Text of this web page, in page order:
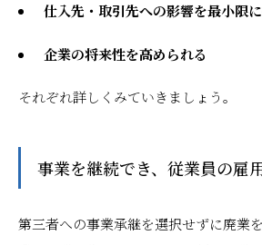
仕入先・取引先への影響を最小限
企業の将来性を高められる
それぞれ詳しくみていきましょう。
事業を継続でき、従業員の雇
第三者への事業承継を選択せずに廃業